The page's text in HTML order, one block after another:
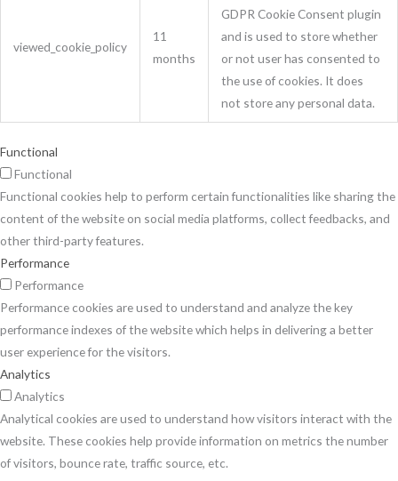
viewed_cookie_policy
11
months
GDPR Cookie Consent plugin
and is used to store whether
or not user has consented to
the use of cookies. It does
not store any personal data.
Functional
Functional
Functional cookies help to perform certain functionalities like sharing the
content of the website on social media platforms, collect feedbacks, and
other third-party features.
Performance
Performance
Performance cookies are used to understand and analyze the key
performance indexes of the website which helps in delivering a better
user experience for the visitors.
Analytics
Analytics
Analytical cookies are used to understand how visitors interact with the
website. These cookies help provide information on metrics the number
of visitors, bounce rate, traffic source, etc.